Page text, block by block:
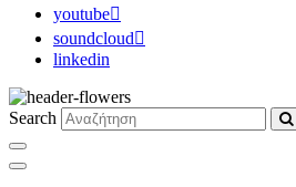
youtube
soundcloud
linkedin
Search